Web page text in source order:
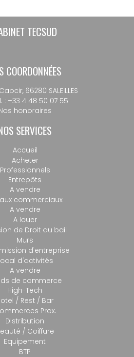
TECSUD
COORDONNÉES
66280 SALEILLES
: +33 4 48 50 07 55
honoraires
SERVICES
Accueil
Acheter
Professionnels
Entrepôts
A vendre
commerciaux
A vendre
A louer
de Droit au bail
Murs
d'entreprise
d'activités
A vendre
de commerce
High-Tech
/ Rest / Bar
Prox.
Distribution
/ Coiffure
Equipement
BTP